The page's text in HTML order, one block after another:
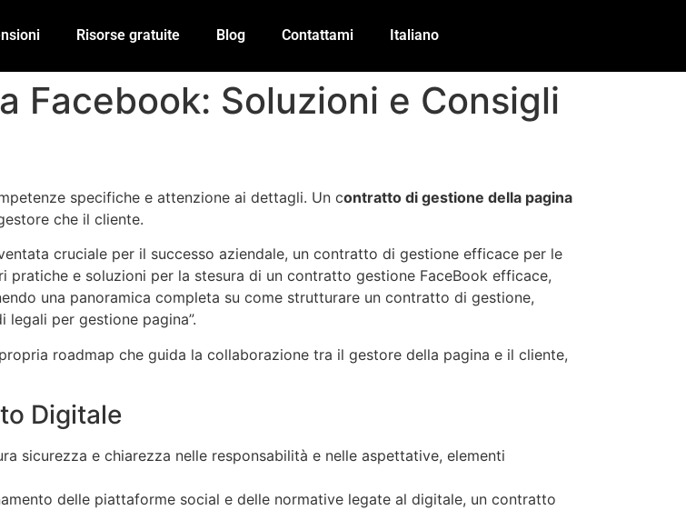
Risorse gratuite Blog Contattami Italiano
Facebook: Soluzioni e Consigli
specifiche e attenzione ai dettagli. Un contratto di gestione della pagina
che il cliente.
cruciale per il successo aziendale, un contratto di gestione efficace per le
e soluzioni per la stesura di un contratto gestione FaceBook efficace,
una panoramica completa su come strutturare un contratto di gestione,
per gestione pagina”.
roadmap che guida la collaborazione tra il gestore della pagina e il cliente,
Digitale
sicurezza e chiarezza nelle responsabilità e nelle aspettative, elementi
delle piattaforme social e delle normative legate al digitale, un contratto